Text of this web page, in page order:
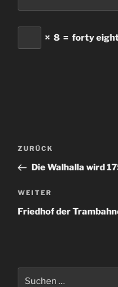
× 8 = forty
Beitragsnavigation
Vorheriger
Beitrag
ZURÜCK
Die Walhalla wird
Nächster
Beitrag
WEITER
Friedhof der